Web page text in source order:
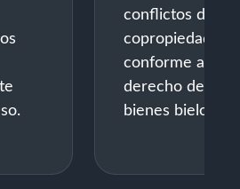
conflictos de
copropiedad
conforme al
derecho de
bienes